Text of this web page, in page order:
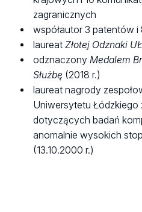
zagranicznych
współautor 3 patentów
laureatZłotej Odznaki UŁ
odznaczonyMedalem
Służbę (2018 r.)
laureat nagrody
Uniwersytetu Łódzkiego
dotyczących badań
anomalnie wysokich
(13.10.2000 r.)